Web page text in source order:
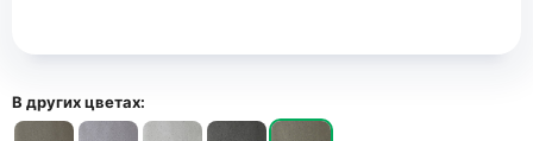
В других цветах: